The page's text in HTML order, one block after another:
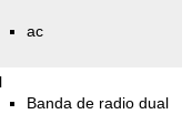
ac
Banda de radio dual